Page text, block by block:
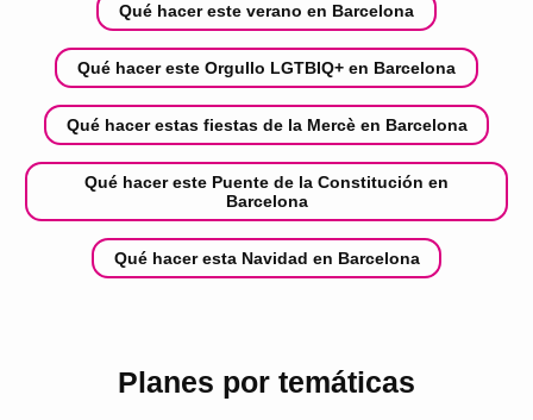
Qué hacer este verano en Barcelona
Qué hacer este Orgullo LGTBIQ+ en Barcelona
Qué hacer estas fiestas de la Mercè en Barcelona
Qué hacer este Puente de la Constitución en
Barcelona
Qué hacer esta Navidad en Barcelona
Planes por temáticas